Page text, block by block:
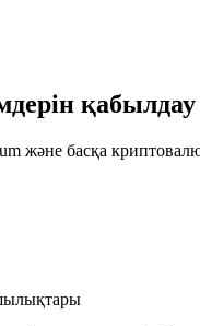
қабылдау
және басқа